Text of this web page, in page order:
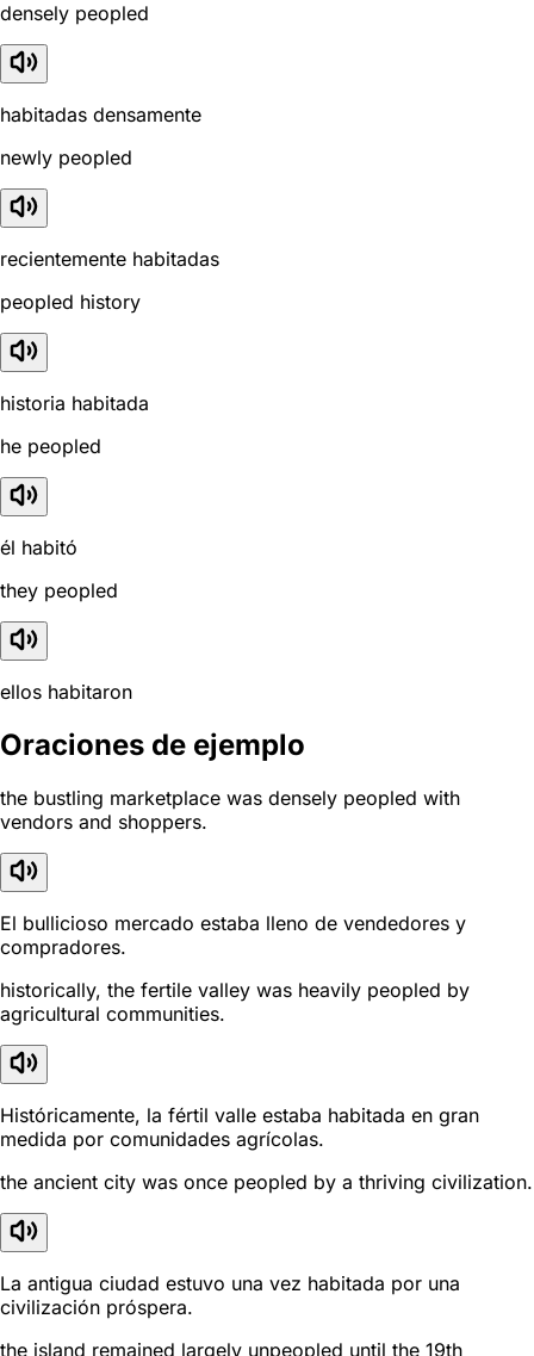
densely peopled
habitadas densamente
newly peopled
recientemente habitadas
peopled history
historia habitada
he peopled
él habitó
they peopled
ellos habitaron
Oraciones de ejemplo
the bustling marketplace was densely peopled with
vendors and shoppers.
El bullicioso mercado estaba lleno de vendedores y
compradores.
historically, the fertile valley was heavily peopled by
agricultural communities.
Históricamente, la fértil valle estaba habitada en gran
medida por comunidades agrícolas.
the ancient city was once peopled by a thriving civilization.
La antigua ciudad estuvo una vez habitada por una
civilización próspera.
the island remained largely unpeopled until the 19th